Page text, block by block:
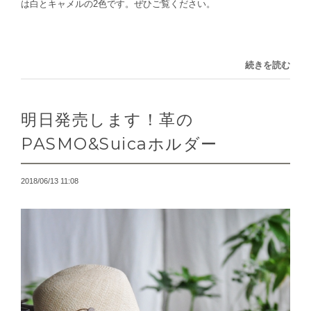
は白とキャメルの2色です。ぜひご覧ください。
続きを読む
明日発売します！革の
PASMO&Suicaホルダー
2018/06/13 11:08